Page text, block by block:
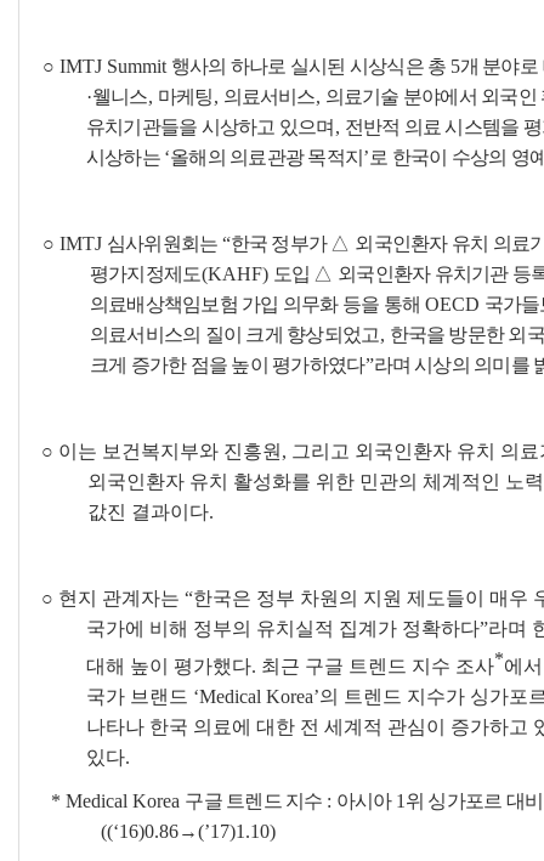
○ IMTJ Summit 행사의 하나로 실시된 시상식은 총 5개 분야로
·웰니스, 마케팅, 의료서비스, 의료기술 분야에서 외국인
유치기관들을 시상하고 있으며 , 전반적 의료 시스템을
시상하는 ‘올해의 의료관광 목적지 ’ 로 한국이 수상의 영
○ IMTJ 심사위원회는 “한국 정부가 △ 외국인환자 유치 의료
평가지정제도(KAHF) 도입 △ 외국인환자 유치기관 등
의료배상책임보험 가입 의무화 등을 통해 OECD 국가들
의료서비스의 질이 크게 향상되었고, 한국을 방문한 외
크게 증가한 점을 높이 평가하였다”라며 시상의 의미를
○ 이는 보건복지부와 진흥원 , 그리고 외국인환자 유치 의
외국인환자 유치 활성화를 위한 민관의 체계적인 노
값진 결과이다.
○ 현지 관계자는“한국은 정부 차원의 지원 제도들이 매우
국가에 비해 정부의 유치실적 집계가 정확하다”라며
대해 높이 평가했다. 최근 구글 트렌드 지수 조사*에
국가 브랜드 ‘Medical Korea’의 트렌드 지수가 싱가포
나타나 한국 의료에 대한 전 세계적 관심이 증가하고
있다.
* Medical Korea 구글 트렌드 지수 : 아시아 1 위 싱가포르 대
((‘16)0.86→(’17)1.10)